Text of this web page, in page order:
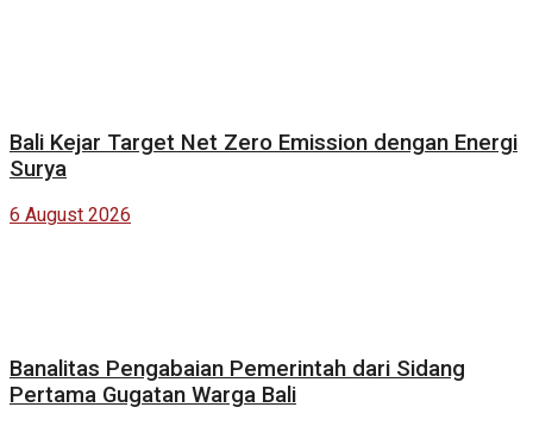
Bali Kejar Target Net Zero Emission dengan Energi
Surya
6 August 2026
Banalitas Pengabaian Pemerintah dari Sidang
Pertama Gugatan Warga Bali